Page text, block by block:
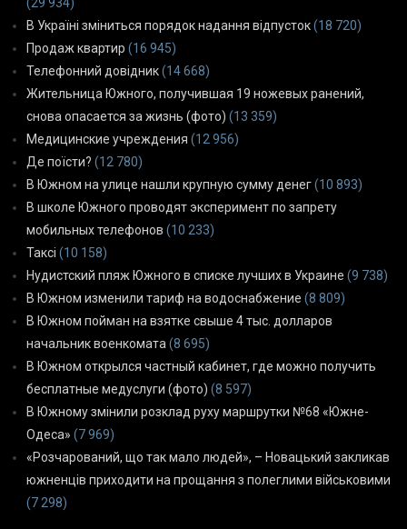
В Україні зміниться порядок надання відпусток(18 720)
Продаж квартир (16 945)
Телефонний довідник(14 668)
Жительница Южного, получившая 19 ножевых ранений,
снова опасается за жизнь (фото) (13 359)
Медицинские учреждения (12 956)
Де поїсти? (12 780)
В Южном на улице нашли крупную сумму денег(10 893)
В школе Южного проводят эксперимент по запрету
мобильных телефонов (10 233)
Таксі (10 158)
Нудистский пляж Южного в списке лучших в Украине (9 738)
В Южном изменили тариф на водоснабжение (8 809)
В Южном пойман на взятке свыше 4 тыс. долларов
начальник военкомата (8 695)
В Южном открылся частный кабинет, где можно получить
бесплатные медуслуги (фото) (8 597)
В Южному змінили розклад руху маршрутки №68 «Южне-
Одеса» (7 969)
«Розчарований, що так мало людей», – Новацький закликав
южненців приходити на прощання з полеглими військовими
(7 298)